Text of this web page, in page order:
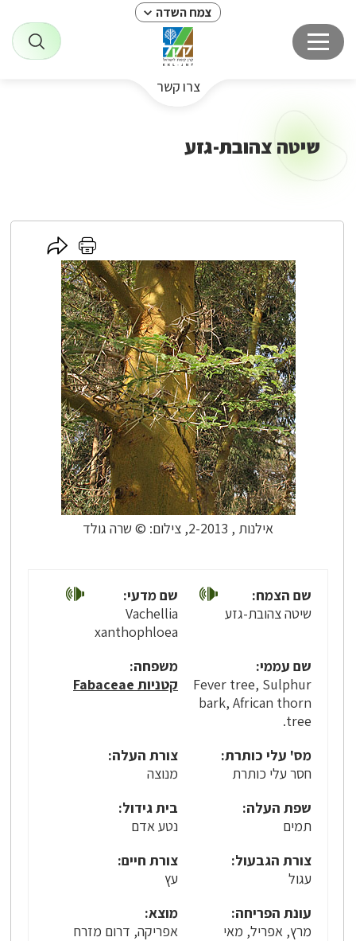
צמח השדה
צרו קשר
שיטה צהובת-גזע
אילנות , 2-2013, צילום: © שרה גולד
לחץ
כאן
להדפסה
לחץ
כאן
לשיתוף
שם הצמח:
שיטה צהובת-גזע
שם מדעי:
Vachellia
xanthophloea
שם עממי:
Fever tree, Sulphur
bark, African thorn
tree.
משפחה:
קטניות Fabaceae
מס' עלי כותרת:
חסר עלי כותרת
צורת העלה:
מנוצה
שפת העלה:
תמים
בית גידול:
נטע אדם
צורת הגבעול:
עגול
צורת חיים:
עץ
עונת הפריחה:
מרץ, אפריל, מאי
מוצא:
אפריקה, דרום מזרח